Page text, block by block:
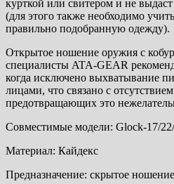
курткой или свитером и не
(для этого также необходимо
правильно подобранную одежду).
Открытое ношение оружия с
специалисты ATA-GEAR
когда исключено выхватывание
лицами, что связано с
предотвращающих это
Совместимые модели: Glock-17/
Материал: Кайдекс
Предназначение: скрытое